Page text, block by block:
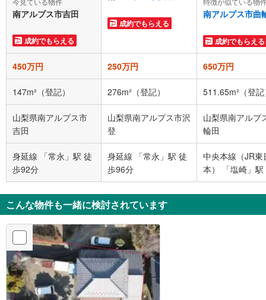
南アルプス市吉田
成約でもらえる
成約でもらえる
南アルプス市曲
成約でもらえる
450万円 250万円 650万円
147m²（登記） 276m²（登記） 511.65m²（登
山梨県南アルプス市
吉田
山梨県南アルプス市沢
登
山梨県南アルプ
輪田
身延線 「常永」駅 徒
歩92分
身延線 「常永」駅 徒
歩96分
中央本線（JR東
本） 「塩崎」駅
99分
こんな物件も一緒に検討されています